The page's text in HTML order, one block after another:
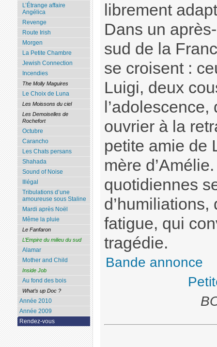
librement
Dans un
sud de la
se croisent :
Luigi, deux
ouvrier à la
petite amie de
mère
quotidiennes
fatigue, qui
tragédie.
Bande annonce
L’Étrange affaire
Angélica
Revenge
Route Irish
Morgen
La Petite Chambre
Jewish Connection
Incendies
The Molly Maguires
Le Choix de Luna
Les Moissons du ciel
Les Demoiselles de
Rochefort
Octubre
Carancho
Les Chats persans
Shahada
Sound of Noise
Illégal
Tribulations d’une
amoureuse sous Staline
Mardi après Noël
Même la pluie
Le Fanfaron
L’Empire du milieu du sud
Alamar
Mother and Child
Inside Job
Au fond des bois
What’s up Doc ?
Année 2010
Année 2009
Rendez-vous